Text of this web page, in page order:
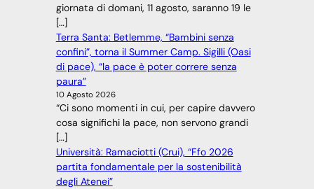
giornata di domani, 11 agosto, saranno 19 le
[…]
Terra Santa: Betlemme, “Bambini senza
confini”, torna il Summer Camp. Sigilli (Oasi
di pace), “la pace è poter correre senza
paura”
10 Agosto 2026
“Ci sono momenti in cui, per capire davvero
cosa significhi la pace, non servono grandi
[…]
Università: Ramaciotti (Crui), “Ffo 2026
partita fondamentale per la sostenibilità
degli Atenei”